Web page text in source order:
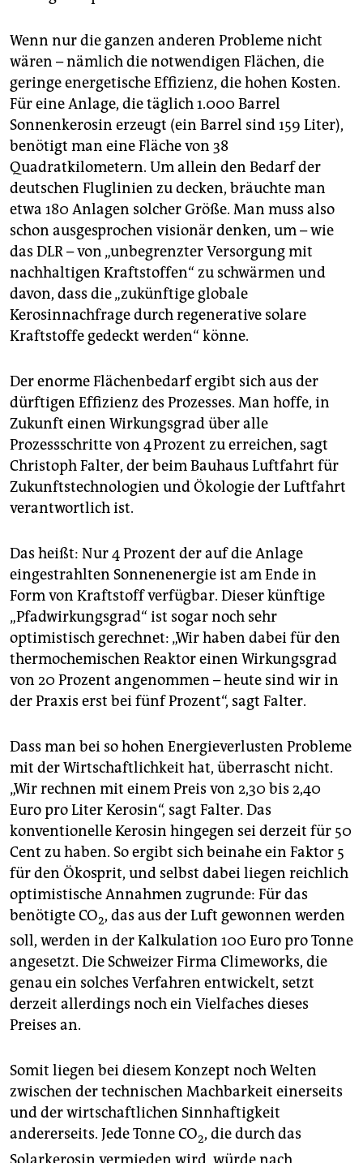
Wenn nur die ganzen anderen Probleme nicht
wären – nämlich die notwendigen Flächen, die
geringe energetische Effizienz, die hohen Kosten.
Für eine Anlage, die täglich 1.000 Barrel
Sonnenkerosin erzeugt (ein Barrel sind 159 Liter),
benötigt man eine Fläche von 38
Quadratkilometern. Um allein den Bedarf der
deutschen Fluglinien zu decken, bräuchte man
etwa 180 Anlagen solcher Größe. Man muss also
schon ausgesprochen visionär denken, um – wie
das DLR – von „unbegrenzter Versorgung mit
nachhaltigen Kraftstoffen“ zu schwärmen und
davon, dass die „zukünftige globale
Kerosinnachfrage durch regenerative solare
Kraftstoffe gedeckt werden“ könne.
Der enorme Flächenbedarf ergibt sich aus der
dürftigen Effizienz des Prozesses. Man hoffe, in
Zukunft einen Wirkungsgrad über alle
Prozessschritte von 4 Prozent zu erreichen, sagt
Christoph Falter, der beim Bauhaus Luftfahrt für
Zukunftstechnologien und Ökologie der Luftfahrt
verantwortlich ist.
Das heißt: Nur 4 Prozent der auf die Anlage
eingestrahlten Sonnenenergie ist am Ende in
Form von Kraftstoff verfügbar. Dieser künftige
„Pfadwirkungsgrad“ ist sogar noch sehr
optimistisch gerechnet: „Wir haben dabei für den
thermo­chemischen Reaktor einen Wirkungsgrad
von 20 Prozent angenommen – heute sind wir in
der Praxis erst bei fünf Prozent“, sagt Falter.
Dass man bei so hohen Energieverlusten Probleme
mit der Wirtschaftlichkeit hat, überrascht nicht.
„Wir rechnen mit einem Preis von 2,30 bis 2,40
Euro pro Liter Kerosin“, sagt Falter. Das
konventionelle Kerosin hingegen sei derzeit für 50
Cent zu haben. So ergibt sich beinahe ein Faktor 5
für den Ökosprit, und selbst dabei liegen reichlich
optimistische Annahmen zugrunde: Für das
benötigte CO2, das aus der Luft gewonnen werden
soll, werden in der Kalkulation 100 Euro pro Tonne
angesetzt. Die Schweizer Firma Clime­works, die
genau ein solches Verfahren entwickelt, setzt
derzeit allerdings noch ein Vielfaches dieses
Preises an.
Somit liegen bei diesem Konzept noch Welten
zwischen der technischen Machbarkeit einerseits
und der wirtschaftlichen Sinnhaftigkeit
andererseits. Jede Tonne CO2, die durch das